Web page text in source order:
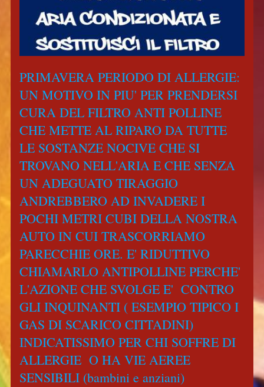
PRIMAVERA PERIODO DI ALLERGIE:
UN MOTIVO IN PIU' PER PRENDERSI
CURA DEL FILTRO ANTI POLLINE
CHE METTE AL RIPARO DA TUTTE
LE SOSTANZE NOCIVE CHE SI
TROVANO NELL'ARIA E CHE SENZA
UN ADEGUATO TIRAGGIO
ANDREBBERO AD INVADERE I
POCHI METRI CUBI DELLA NOSTRA
AUTO IN CUI TRASCORRIAMO
PARECCHIE ORE. E' RIDUTTIVO
CHIAMARLO ANTIPOLLINE PERCHE'
L'AZIONE CHE SVOLGE E' CONTRO
GLI INQUINANTI ( ESEMPIO TIPICO I
GAS DI SCARICO CITTADINI)
INDICATISSIMO PER CHI SOFFRE DI
ALLERGIE O HA VIE AEREE
SENSIBILI (bambini e anziani)